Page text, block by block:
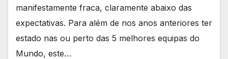
manifestamente fraca, claramente abaixo das
expectativas. Para além de nos anos anteriores ter
estado nas ou perto das 5 melhores equipas do
Mundo, este…